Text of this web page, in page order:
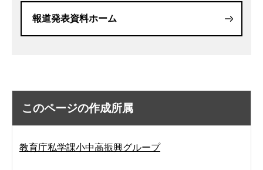
報道発表資料ホーム
このページの作成所属
教育庁私学課小中高振興グループ